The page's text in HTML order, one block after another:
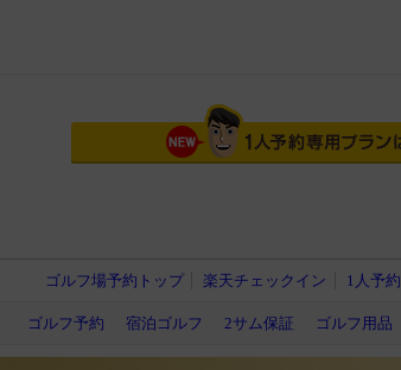
ゴルフ場予約トップ 楽天チェックイン 1人予約
ゴルフ予約 宿泊ゴルフ 2サム保証 ゴルフ用品